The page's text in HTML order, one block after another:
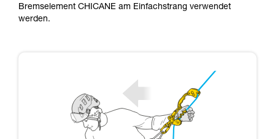
Bremselement CHICANE am Einfachstrang verwendet
werden.